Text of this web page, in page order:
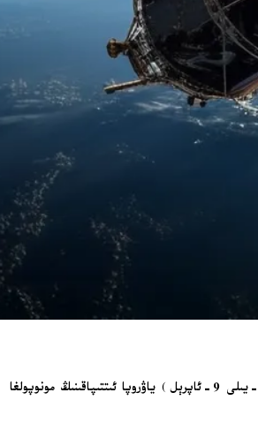
ياۋروپانىڭ ئاۋىياتسىيە-ئالەم شىركەتلىرى ئايرباس، تالېس ۋە لېئوناردو سۈنئىي ھەمراھ سودىسىنى بىرلەشتۈرۈش توغرىسىدا سۆھبەت ئېلىپ بېرىۋاتقان بولۇپ، چارشەنبە كۈنى (2025-يىلى 9-ئاپرېل) ياۋروپا ئىتتىپاقىنىڭ مونوپولغا